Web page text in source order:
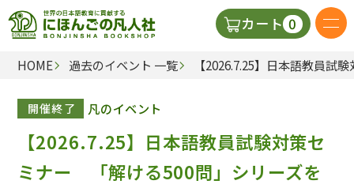
カート 0
日本語の教科書
辞典
HOME 過去のイベント 一覧 【2026.7.25】日本語教員試
開催終了 凡のイベント
【2026.7.25】日本語教員試験対策セ
ミナー 「解ける500問」シリーズを